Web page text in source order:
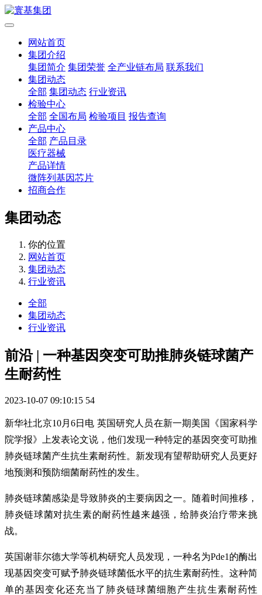
网站首页
集团介绍
集团简介 集团荣誉 全产业链布局 联系我们
集团动态
全部 集团动态 行业资讯
检验中心
全部 全国布局 检验项目 报告查询
产品中心
全部 产品目录
医疗器械
产品详情
微阵列基因芯片
招商合作
集团动态
你的位置
网站首页
集团动态
行业资讯
全部
集团动态
行业资讯
前沿 | 一种基因突变可助推肺炎链球菌产
生耐药性
2023-10-07 09:10:15 54
新华社北京10月6日电 英国研究人员在新一期美国《国家科学
院学报》上发表论文说，他们发现一种特定的基因突变可助推
肺炎链球菌产生抗生素耐药性。新发现有望帮助研究人员更好
地预测和预防细菌耐药性的发生。
肺炎链球菌感染是导致肺炎的主要病因之一。随着时间推移，
肺炎链球菌对抗生素的耐药性越来越强，给肺炎治疗带来挑
战。
英国谢菲尔德大学等机构研究人员发现，一种名为Pde1的酶出
现基因突变可赋予肺炎链球菌低水平的抗生素耐药性。这种简
单的基因变化还充当了肺炎链球菌细胞产生抗生素耐药性